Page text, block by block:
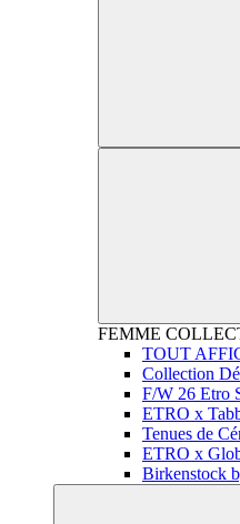
FEMME
TOUT
Collection
F/W 26 Etro
ETRO x
Tenues de
ETRO x
Birkenstock